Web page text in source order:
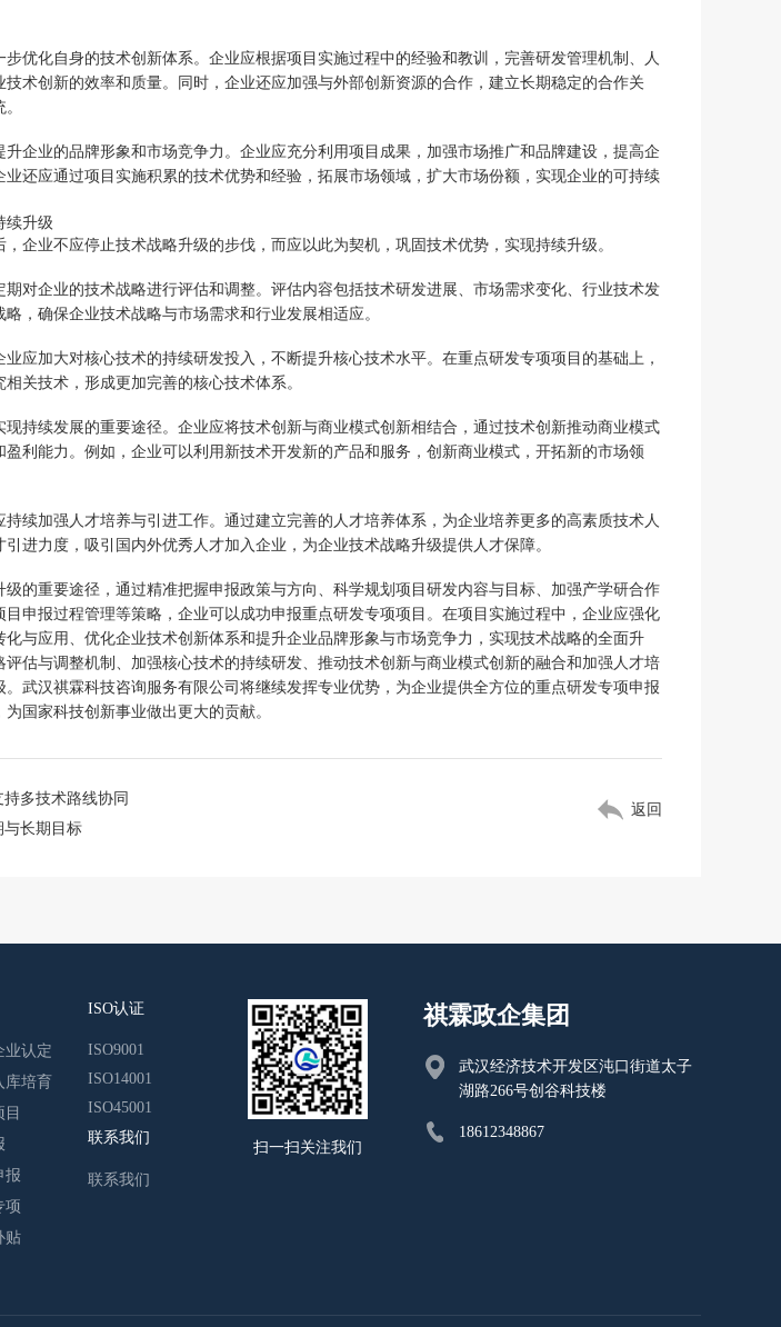
优化自身的技术创新体系。企业应根据项目实施过程中的经验和教训，完善研发管理机制、人
术创新的效率和质量。同时，企业还应加强与外部创新资源的合作，建立长期稳定的合作关
企业的品牌形象和市场竞争力。企业应充分利用项目成果，加强市场推广和品牌建设，提高企
还应通过项目实施积累的技术优势和经验，拓展市场领域，扩大市场份额，实现企业的可持续
续升级
企业不应停止技术战略升级的步伐，而应以此为契机，巩固技术优势，实现持续升级。
对企业的技术战略进行评估和调整。评估内容包括技术研发进展、市场需求变化、行业技术发
，确保企业技术战略与市场需求和行业发展相适应。
应加大对核心技术的持续研发投入，不断提升核心技术水平。在重点研发专项项目的基础上，
关技术，形成更加完善的核心技术体系。
持续发展的重要途径。企业应将技术创新与商业模式创新相结合，通过技术创新推动商业模式
利能力。例如，企业可以利用新技术开发新的产品和服务，创新商业模式，开拓新的市场领
续加强人才培养与引进工作。通过建立完善的人才培养体系，为企业培养更多的高素质技术人
进力度，吸引国内外优秀人才加入企业，为企业技术战略升级提供人才保障。
的重要途径，通过精准把握申报政策与方向、科学规划项目研发内容与目标、加强产学研合作
申报过程管理等策略，企业可以成功申报重点研发专项项目。在项目实施过程中，企业应强化
与应用、优化企业技术创新体系和提升企业品牌形象与市场竞争力，实现技术战略的全面升
估与调整机制、加强核心技术的持续研发、推动技术创新与商业模式创新的融合和加强人才培
武汉祺霖科技咨询服务有限公司将继续发挥专业优势，为企业提供全方位的重点研发专项申报
国家科技创新事业做出更大的贡献。
多技术路线协同
与长期目标
返回
业认定
库培育
报
项
贴
ISO认证
ISO9001
ISO14001
ISO45001
联系我们
联系我们
扫一扫关注我们
祺霖政企集团
武汉经济技术开发区沌口街道太子
湖路266号创谷科技楼
18612348867